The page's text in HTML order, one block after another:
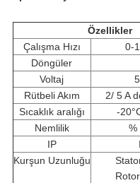
Özellikler
Çalışma Hızı
0-
Döngüler
Voltaj
Rütbeli Akım
2/ 5 A
Sıcaklık aralığı
-
Nemlilik
%
IP
Kurşun Uzunluğu